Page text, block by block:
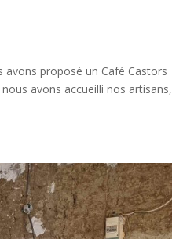
proposé un Café Castors
avons accueilli nos artisans,